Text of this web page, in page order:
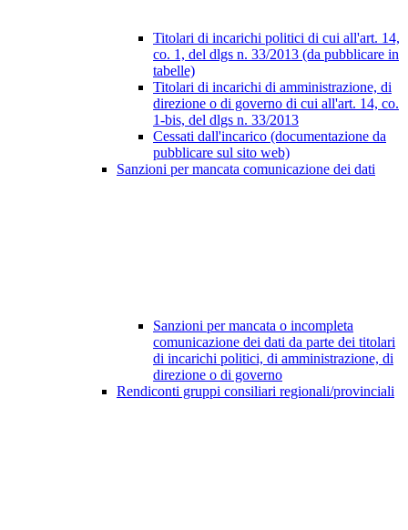
Titolari di incarichi politici di cui all'art. 14,
co. 1, del dlgs n. 33/2013 (da pubblicare in
tabelle)
Titolari di incarichi di amministrazione, di
direzione o di governo di cui all'art. 14, co.
1-bis, del dlgs n. 33/2013
Cessati dall'incarico (documentazione da
pubblicare sul sito web)
Sanzioni per mancata comunicazione dei dati
Sanzioni per mancata o incompleta
comunicazione dei dati da parte dei titolari
di incarichi politici, di amministrazione, di
direzione o di governo
Rendiconti gruppi consiliari regionali/provinciali